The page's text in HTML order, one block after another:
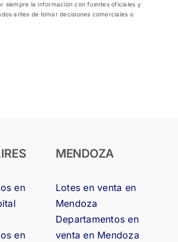
siempre la información con fuentes oficiales y
antes de tomar decisiones comerciales o
en
en
MENDOZA
Lotes en venta en
Mendoza
Departamentos en
venta en Mendoza